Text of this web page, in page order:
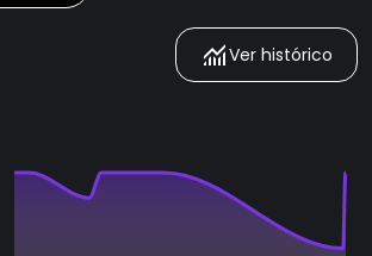
Ver histórico